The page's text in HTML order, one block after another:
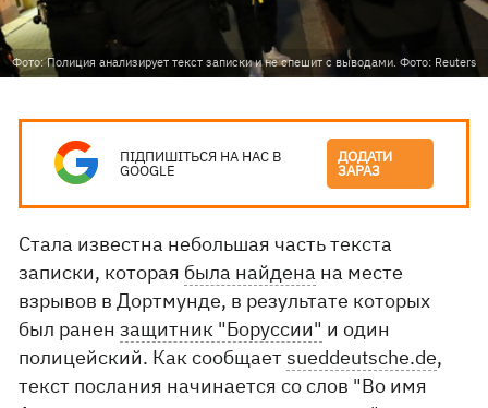
Фото: Полиция анализирует текст записки и не спешит с выводами. Фото: Reuters
ПІДПИШІТЬСЯ НА НАС В
GOOGLE
ДОДАТИ
ЗАРАЗ
Стала известна небольшая часть текста
записки, которая была найдена на месте
взрывов в Дортмунде, в результате которых
был ранензащитник "Боруссии" и один
полицейский. Как сообщаетsueddeutsche.de,
текст послания начинается со слов "Во имя